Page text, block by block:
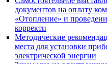
документов на оплату
«Отопление» и
корректи
Методические
места для установки
электрической энергии